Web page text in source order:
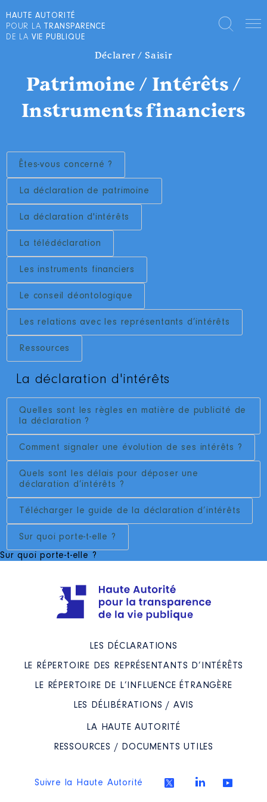
HAUTE AUTORITÉ
POUR LA TRANSPARENCE
DE LA VIE PUBLIQUE
Déclarer / Saisir
Patrimoine / Intérêts /
Instruments financiers
Êtes-vous concerné ?
La déclaration de patrimoine
La déclaration d'intérêts
La télédéclaration
Les instruments financiers
Le conseil déontologique
Les relations avec les représentants d’intérêts
Ressources
La déclaration d'intérêts
Quelles sont les règles en matière de publicité de
la déclaration ?
Comment signaler une évolution de ses intérêts ?
Quels sont les délais pour déposer une
déclaration d’intérêts ?
Télécharger le guide de la déclaration d’intérêts
Sur quoi porte-t-elle ?
Sur quoi porte-t-elle ?
LES DÉCLARATIONS
LE RÉPERTOIRE DES REPRÉSENTANTS D’INTÉRÊTS
LE RÉPERTOIRE DE L’INFLUENCE ÉTRANGÈRE
LES DÉLIBÉRATIONS / AVIS
LA HAUTE AUTORITÉ
RESSOURCES / DOCUMENTS UTILES
Suivre la Haute Autorité